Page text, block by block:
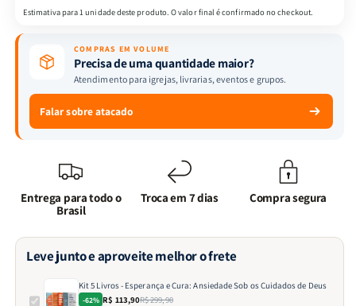
os
Cuidados
Deus
os
Cuidados
Deus
Estimativa para 1 unidade deste produto. O valor final é confirmado no checkout.
COMPRAS EM VOLUME
Precisa de uma quantidade maior?
Atendimento para igrejas, livrarias, eventos e grupos.
Falar sobre atacado
Entrega para todo o
Brasil
Troca em 7 dias Compra segura
Leve junto e aproveite melhor o frete
Kit 5 Livros - Esperança e Cura: Ansiedade Sob os Cuidados de Deus
-62% R$ 113,90R$ 299,90